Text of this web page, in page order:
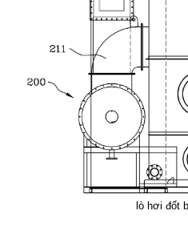
lò hơi đốt